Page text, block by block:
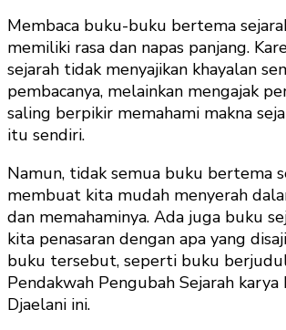
Membaca buku-buku bertema
memiliki rasa dan napas panjang.
sejarah tidak menyajikan khayalan
pembacanya, melainkan mengajak
saling berpikir memahami makna
itu sendiri.
Namun, tidak semua buku bertema
membuat kita mudah menyerah
dan memahaminya. Ada juga buku
kita penasaran dengan apa yang
buku tersebut, seperti buku
Pendakwah Pengubah Sejarah karya
Djaelani ini.